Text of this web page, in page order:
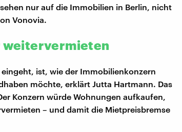
nur auf die Immobilien in Berlin, nicht
Vonovia.
weitervermieten
ist, wie der Immobilienkonzern
möchte, erklärt Jutta Hartmann. Das
Konzern würde Wohnungen aufkaufen,
– und damit die Mietpreisbremse